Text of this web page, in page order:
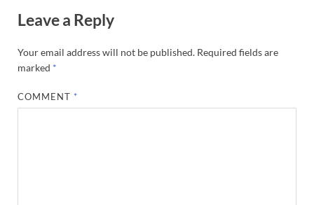
Leave a Reply
Your email address will not be published. Required fields are
marked *
COMMENT *